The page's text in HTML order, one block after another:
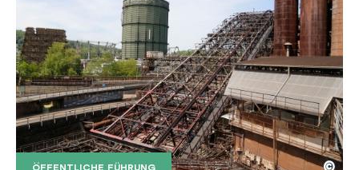
ÖFFENTLICHE FÜHRUNG